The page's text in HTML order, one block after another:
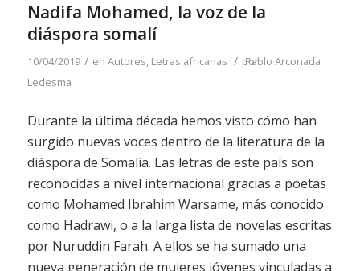
Nadifa Mohamed, la voz de la
diáspora somalí
10/04/2019 / en Autores, Letras africanas / por
Pablo Arconada
Ledesma
Durante la última década hemos visto cómo han
surgido nuevas voces dentro de la literatura de la
diáspora de Somalia. Las letras de este país son
reconocidas a nivel internacional gracias a poetas
como Mohamed Ibrahim Warsame, más conocido
como Hadrawi, o a la larga lista de novelas escritas
por Nuruddin Farah. A ellos se ha sumado una
nueva generación de mujeres jóvenes vinculadas a